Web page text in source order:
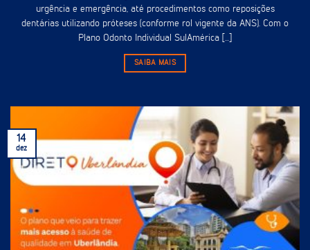
urgência e emergência, até procedimentos como reposições
dentárias utilizando próteses (conforme rol vigente da ANS). Com o
Plano Odonto Individual SulAmérica [...]
SAIBA MAIS
14
dez